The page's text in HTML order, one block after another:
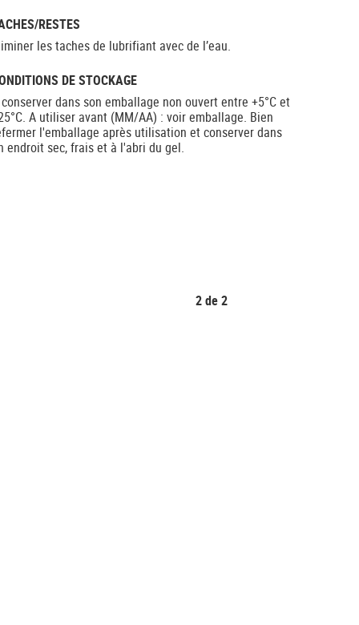
RESTES
les taches de lubrifiant avec de l’eau.
DE STOCKAGE
dans son emballage non ouvert entre +5°C et
A utiliser avant (MM/AA) : voir emballage. Bien
l'emballage après utilisation et conserver dans
endroit sec, frais et à l'abri du gel.
2de2